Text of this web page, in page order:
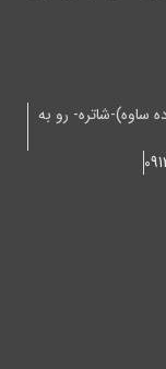
(جاده ساوه)-شاتره- رو به